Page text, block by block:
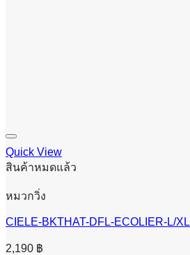
Quick View
สินค้าหมดแล้ว
หมวกวิ่ง
CIELE-BKTHAT-DFL-ECOLIER-L/XL
2,190 ฿